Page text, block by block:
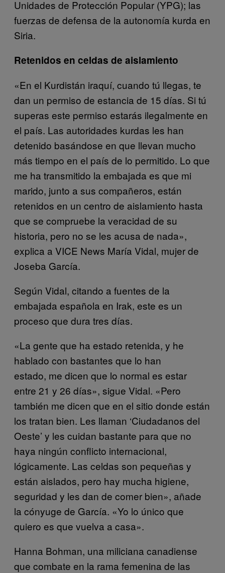
Unidades de Protección Popular (YPG); las
fuerzas de defensa de la autonomía kurda en
Siria.
Retenidos en celdas de aislamiento
«En el Kurdistán iraquí, cuando tú llegas, te
dan un permiso de estancia de 15 días. Si tú
superas este permiso estarás ilegalmente en
el país. Las autoridades kurdas les han
detenido basándose en que llevan mucho
más tiempo en el país de lo permitido. Lo que
me ha transmitido la embajada es que mi
marido, junto a sus compañeros, están
retenidos en un centro de aislamiento hasta
que se compruebe la veracidad de su
historia, pero no se les acusa de nada»,
explica a VICE News María Vidal, mujer de
Joseba García.
Según Vidal, citando a fuentes de la
embajada española en Irak, este es un
proceso que dura tres días.
«La gente que ha estado retenida, y he
hablado con bastantes que lo han
estado, me dicen que lo normal es estar
entre 21 y 26 días», sigue Vidal. «Pero
también me dicen que en el sitio donde están
los tratan bien. Les llaman ‘Ciudadanos del
Oeste’ y les cuidan bastante para que no
haya ningún conflicto internacional,
lógicamente. Las celdas son pequeñas y
están aislados, pero hay mucha higiene,
seguridad y les dan de comer bien», añade
la cónyuge de García. «Yo lo único que
quiero es que vuelva a casa».
Hanna Bohman, una miliciana canadiense
que combate en la rama femenina de las